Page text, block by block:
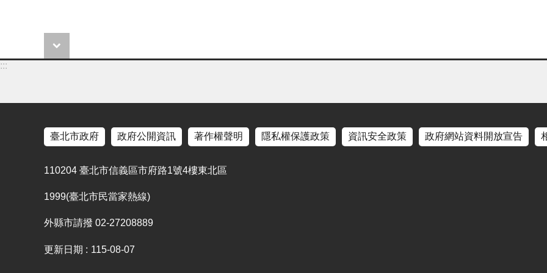
:::
臺北市政府 政府公開資訊 著作權聲明 隱私權保護政策 資訊安全政策 政府網站資料開放宣告
110204 臺北市信義區市府路1號4樓東北區
1999(臺北市民當家熱線)
外縣市請撥 02-27208889
更新日期 115-08-07